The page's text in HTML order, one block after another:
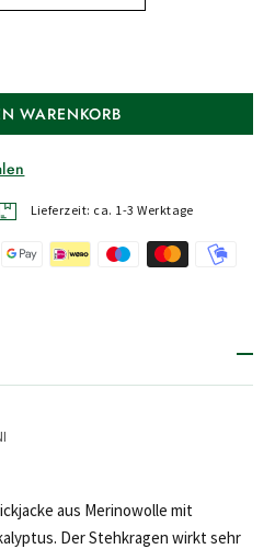
WARENKORB
Lieferzeit: ca. 1-3 Werktage
aus Merinowolle mit
Der Stehkragen wirkt sehr